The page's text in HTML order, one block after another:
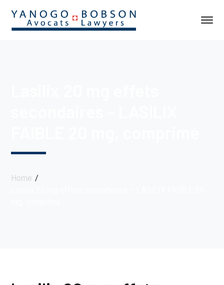
Home